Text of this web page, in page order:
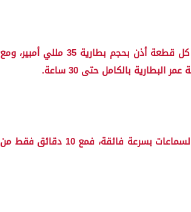
تدعي ون بلس أن سماعتها توفر حوالي 7 ساعات من عمر البطارية، مع كل قطعة أذن بحجم بطارية 35 مللي أمبير، ومع
تتميز حقيبة الحمل والشحن بمنفذ USB-C الذي يمكن استخدامه لشحن السماعات بسرعة فائقة، فمع 10 دقائق فقط من